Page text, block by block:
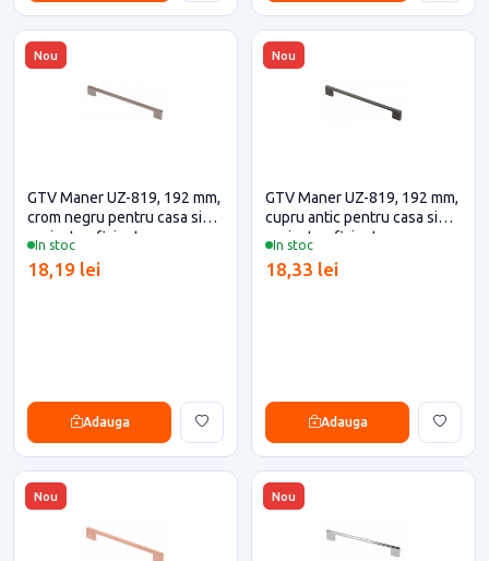
Nou
In stoc
GTV Maner UZ-819, 192 mm,
crom negru pentru casa si
proiecte eficiente
18,19 lei
Adauga
Nou
In stoc
GTV Maner UZ-819, 192 mm,
cupru antic pentru casa si
proiecte eficiente
18,33 lei
Adauga
Nou Nou